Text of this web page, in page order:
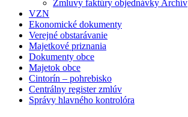
Zmluvy faktúry objednávky Archív
VZN
Ekonomické dokumenty
Verejné obstarávanie
Majetkové priznania
Dokumenty obce
Majetok obce
Cintorín – pohrebisko
Centrálny register zmlúv
Správy hlavného kontrolóra